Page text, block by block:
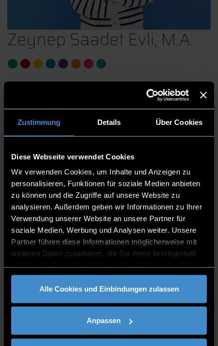
Zustimmung Details Über Cookies
Diese Webseite verwendet Cookies
Wir verwenden Cookies, um Inhalte und Anzeigen zu
personalisieren, Funktionen für soziale Medien anbieten
zu können und die Zugriffe auf unsere Website zu
analysieren. Außerdem geben wir Informationen zu Ihrer
Verwendung unserer Website an unsere Partner für
soziale Medien, Werbung und Analysen weiter. Unsere
Partner führen diese Informationen möglicherweise mit
weiteren Daten zusammen, die Sie ihnen bereitgestellt
gesammelt haben.
Alle Cookies und Einbindungen zulassen
Anpassen
Zeynep Saadet Evli, M.A.
International Office Veranstaltungen
Betreuung international Studierender am
Campus Cham
Studienzentrum und International Office
International Office
Mitarbeiterin
1.11
0991/3615-9480
BÜROZEITEN
Montag - Mittwoch: 07:30 - 12.00 Uhr / 13.00 -
16.00 Uhr (Homeoffice)